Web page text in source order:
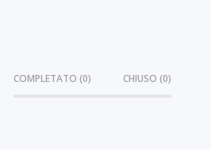
COMPLETATO (0) CHIUSO (0)